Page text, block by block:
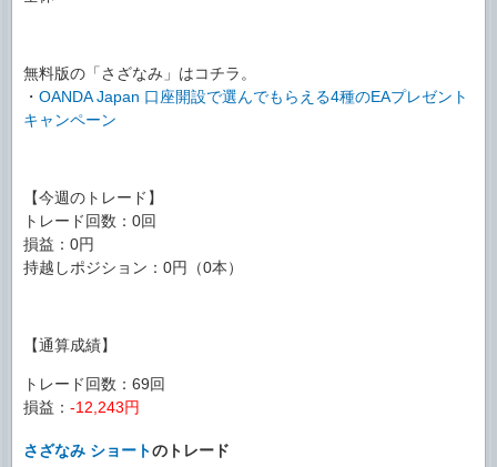
無料版の「さざなみ」はコチラ。
・ OANDA Japan 口座開設で選んでもらえる4種のEAプレゼント
キャンペーン
【今週のトレード】
トレード回数：0回
損益：0円
持越しポジション：0円（0本）
【通算成績】
トレード回数：69回
損益： -12,243円
さざなみ ショートのトレード